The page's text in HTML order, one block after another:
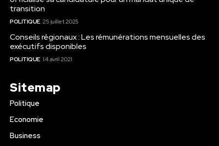
transition
POLITIQUE 25 juillet 2025
Conseils régionaux : Les rémunérations mensuelles des
exécutifs disponibles
POLITIQUE 14 avril 2021
Sitemap
Politique
Economie
Business